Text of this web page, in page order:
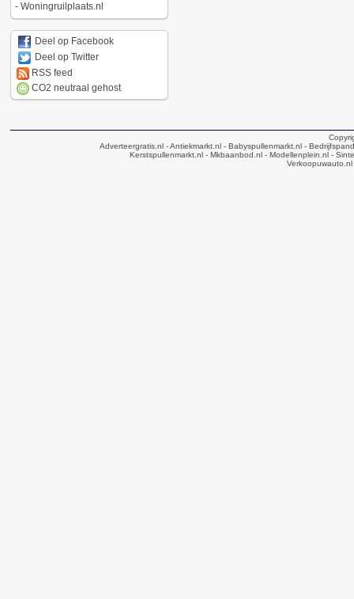
- Woningruilplaats.nl
Deel op Facebook
Deel op Twitter
RSS feed
CO2 neutraal gehost
Adverteergratis.nl - Antiekmarkt.nl - Babyspullenmarkt.nl -
Kerstspullenmarkt.nl- Mkbaanbod.nl- Modellenplein.nl-
Verkoopuwauto.nl